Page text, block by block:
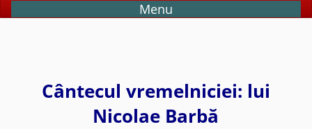
Menu
Cântecul vremelniciei: lui
Nicolae Barbă